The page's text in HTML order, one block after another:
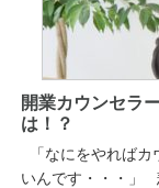
開業カウンセラ
は！？
「なにをやればカ
いんです・・・」